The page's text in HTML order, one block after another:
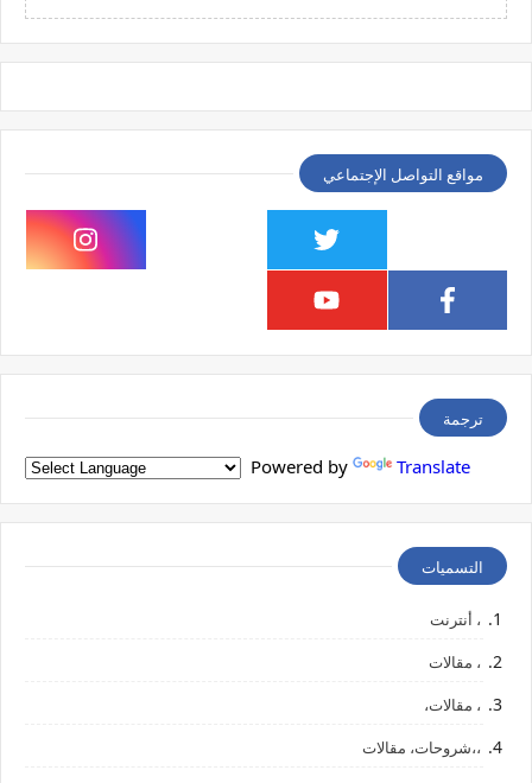
مواقع التواصل الإجتماعي
ترجمة
Powered by Translate
التسميات
، أنترنت
، مقالات
، مقالات،
،،شروحات، مقالات